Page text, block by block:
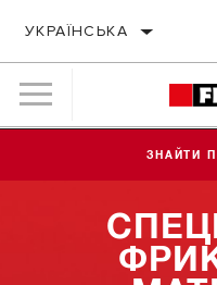
УКРАЇНСЬКА
ЗНАЙТИ